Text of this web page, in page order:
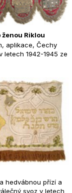
ženou Riklou
aplikace, Čechy
letech 1942-1945 ze
hedvábnou přízí a
svoz v letech